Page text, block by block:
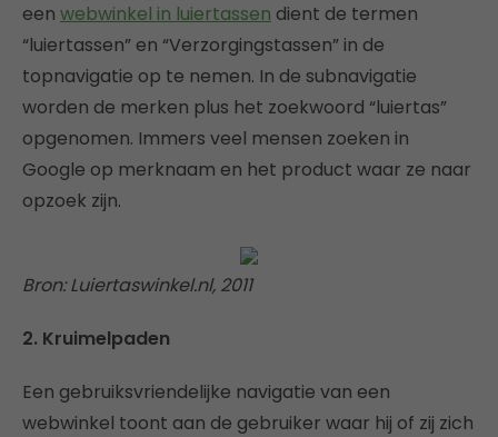
een webwinkel in luiertassen dient de termen
“luiertassen” en “Verzorgingstassen” in de
topnavigatie op te nemen. In de subnavigatie
worden de merken plus het zoekwoord “luiertas”
opgenomen. Immers veel mensen zoeken in
Google op merknaam en het product waar ze naar
opzoek zijn.
Bron: Luiertaswinkel.nl, 2011
2. Kruimelpaden
Een gebruiksvriendelijke navigatie van een
webwinkel toont aan de gebruiker waar hij of zij zich